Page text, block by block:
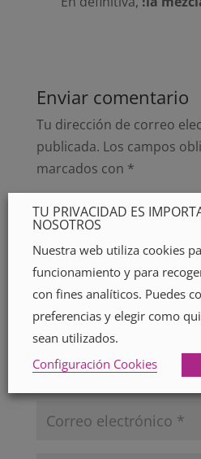
Enviar comentario
Tu dirección de correo
publicada. Los campos
marcados con *
TU PRIVACIDAD ES
NOSOTROS
Nuestra web utiliza cookies
funcionamiento y para
con fines analíticos. Puedes
preferencias y elegir como
sean utilizados.
Configuración Cookies